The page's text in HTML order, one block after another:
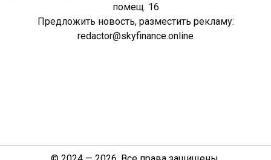
помещ. 16
Предложить новость, разместить рекламу:
redactor@skyfinance.online